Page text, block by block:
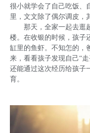
很小就学会了自己吃饭、
里，文文除了偶尔调皮，
那天，全家一起去逛超
楼。在收银的时候，孩子
缸里的鱼虾。不知怎的，
来，看看孩子发现自己“
还能通过这次经历给孩子
育。